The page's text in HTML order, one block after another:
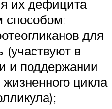
их дефицита
способом;
для
(участвуют в
и поддержании
жизненного цикла